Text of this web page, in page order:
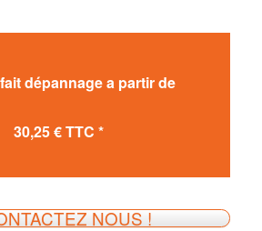
dépannage a partir de
30,25 € TTC *
NOUS !